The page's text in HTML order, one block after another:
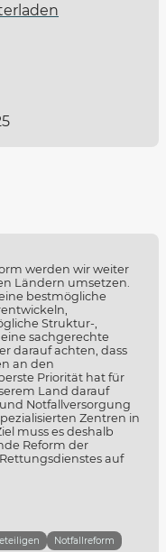
werden wir weiter
Ländern umsetzen.
bestmögliche
Struktur-,
sachgerechte
darauf achten, dass
an den
Priorität hat für
Land darauf
Notfallversorgung
Zentren in
muss es deshalb
Reform der
auf
Notfallreform